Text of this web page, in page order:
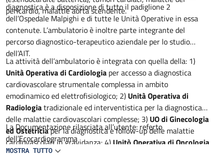
pericardio, malattie aorta scendente.
diagnostica è a disposizione di tutto il padiglione 2
dell’Ospedale Malpighi e di tutte le Unità Operative in essa
contenute. L’ambulatorio è inoltre parte integrante del
percorso diagnostico-terapeutico aziendale per lo studio
dell’AIT.
La attività dell’ambulatorio è integrata con quella della: 1)
Unità Operativa di Cardiologia per accesso a diagnostica
cardiovascolare strumentale complessa in ambito
emodinamico ed elettrofisiologico; 2) Unità Operativa di
Radiologiatradizionale ed interventistica per la diagnostica
delle malattie cardiovascolari complesse; 3) UO di Ginecologia
ed Ostetriciaper la diagnostica e follow-up delle malattie
cardiovascolari in gravidanza; 4) Unitò Operativa di Oncologia
per la diagnostica precoce delle complicanze cardiache dei
La Documentazione rilasciata all’utente: referto
dell’Ecocardiogramma
MOSTRA TUTTO